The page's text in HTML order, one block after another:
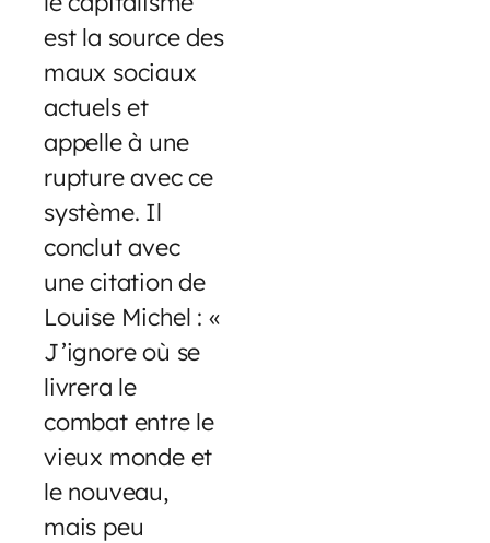
est la source des
maux sociaux
actuels et
appelle à une
rupture avec ce
système. Il
conclut avec
une citation de
Louise Michel : «
J’ignore où se
livrera le
combat entre le
vieux monde et
le nouveau,
mais peu